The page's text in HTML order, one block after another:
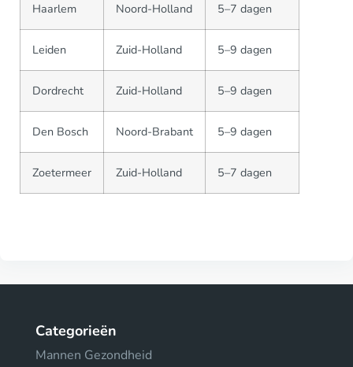
Haarlem Noord-Holland 5–7 dagen
Leiden Zuid-Holland 5–9 dagen
Dordrecht Zuid-Holland 5–9 dagen
Den Bosch Noord-Brabant 5–9 dagen
Zoetermeer Zuid-Holland 5–7 dagen
Categorieën
Mannen Gezondheid